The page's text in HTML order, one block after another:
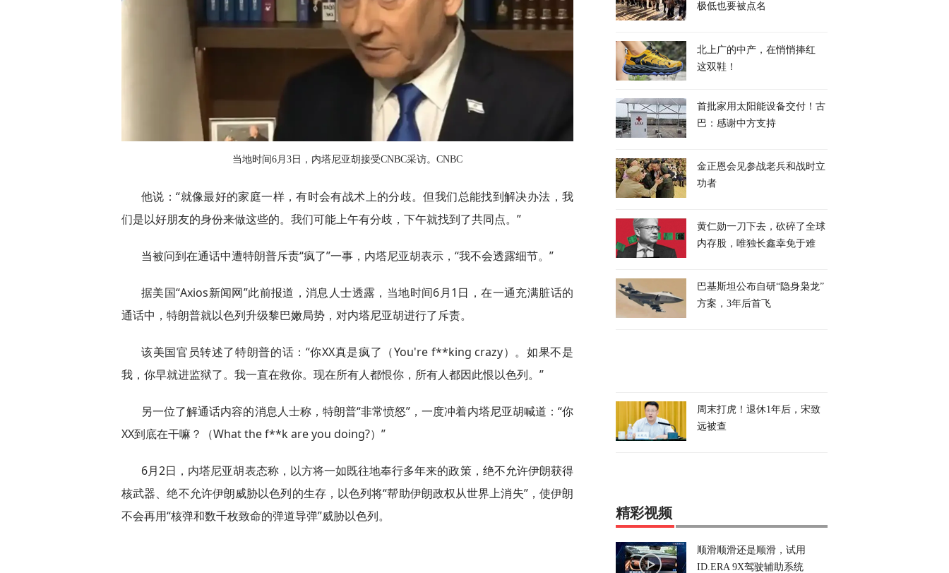
当地时间6月3日，内塔尼亚胡接受CNBC采访。CNBC
他说：“就像最好的家庭一样，有时会有战术上的分歧。但我们总能找到解决办法，我
们是以好朋友的身份来做这些的。我们可能上午有分歧，下午就找到了共同点。”
当被问到在通话中遭特朗普斥责“疯了”一事，内塔尼亚胡表示，“我不会透露细节。”
据美国“Axios新闻网”此前报道，消息人士透露，当地时间6月1日，在一通充满脏话的
通话中，特朗普就以色列升级黎巴嫩局势，对内塔尼亚胡进行了斥责。
该美国官员转述了特朗普的话：“你XX真是疯了（You're f**king crazy）。如果不是
我，你早就进监狱了。我一直在救你。现在所有人都恨你，所有人都因此恨以色列。”
另一位了解通话内容的消息人士称，特朗普“非常愤怒”，一度冲着内塔尼亚胡喊道：“你
XX到底在干嘛？（What the f**k are you doing?）”
6月2日，内塔尼亚胡表态称，以方将一如既往地奉行多年来的政策，绝不允许伊朗获得
核武器、绝不允许伊朗威胁以色列的生存，以色列将“帮助伊朗政权从世界上消失”，使伊朗
不会再用“核弹和数千枚致命的弹道导弹”威胁以色列。
极低也要被点名
北上广的中产，在悄悄捧红
这双鞋！
首批家用太阳能设备交付！古
巴：感谢中方支持
金正恩会见参战老兵和战时立
功者
黄仁勋一刀下去，砍碎了全球
内存股，唯独长鑫幸免于难
巴基斯坦公布自研“隐身枭龙”
方案，3年后首飞
周末打虎！退休1年后，宋致
远被查
精彩视频
顺滑顺滑还是顺滑，试用
ID.ERA 9X驾驶辅助系统